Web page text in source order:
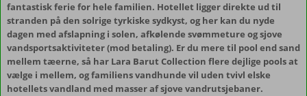
fantastisk ferie for hele familien. Hotellet ligger direkte ud til
stranden på den solrige tyrkiske sydkyst, og her kan du nyde
dagen med afslapning i solen, afkølende svømmeture og sjove
vandsportsaktiviteter (mod betaling). Er du mere til pool end sand
mellem tæerne, så har Lara Barut Collection flere dejlige pools at
vælge i mellem, og familiens vandhunde vil uden tvivl elske
hotellets vandland med masser af sjove vandrutsjebaner.